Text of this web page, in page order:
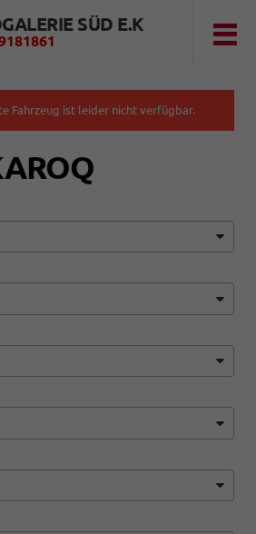
SÜD E.K
Fahrzeug ist leider nicht verfügbar.